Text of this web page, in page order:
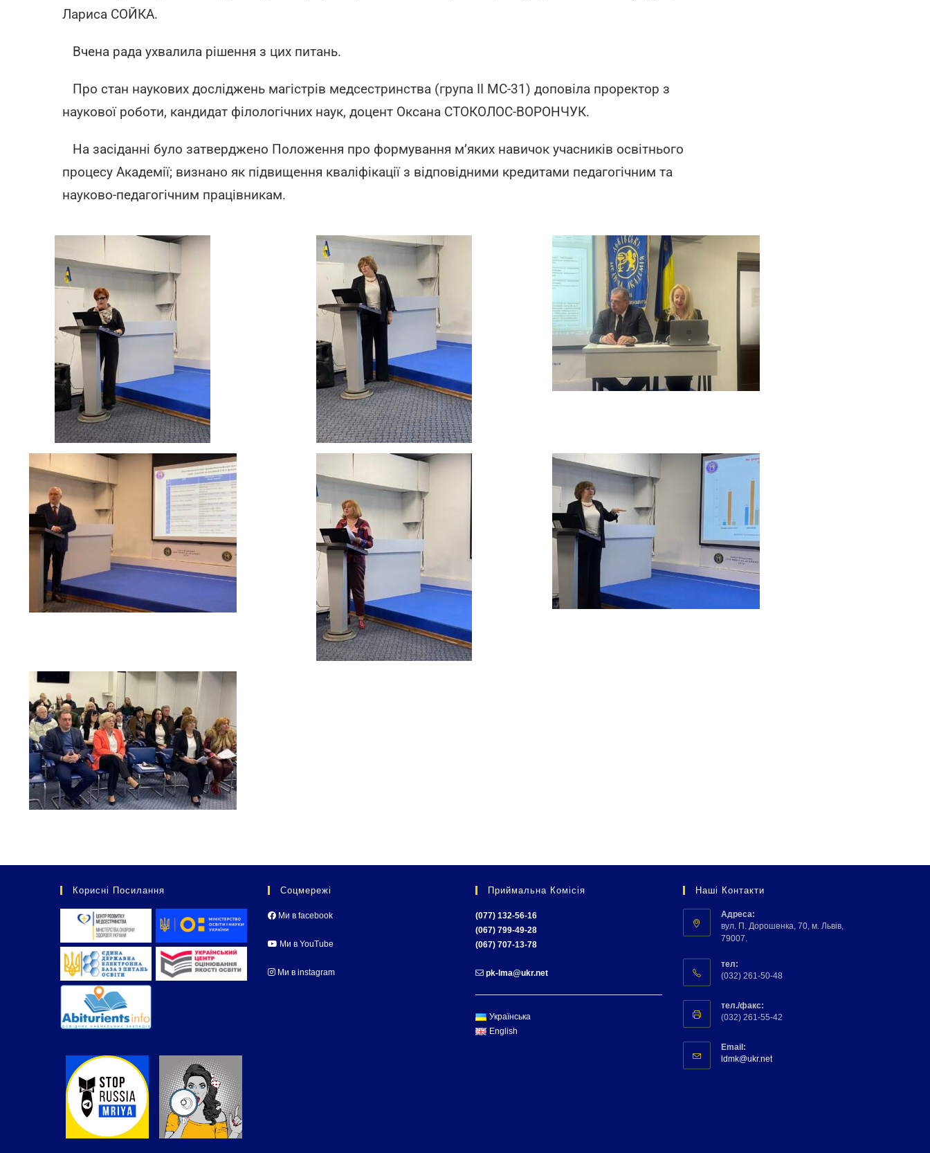
Лариса СОЙКА.
Вчена рада ухвалила рішення з цих питань.
Про стан наукових досліджень магістрів медсестринства (група II МС-31) доповіла проректор з
наукової роботи, кандидат філологічних наук, доцент Оксана СТОКОЛОС-ВОРОНЧУК.
На засіданні було затверджено Положення про формування м’яких навичок учасників освітнього
процесу Академії; визнано як підвищення кваліфікації з відповідними кредитами педагогічним та
науково-педагогічним працівникам.
Корисні Посилання Соцмережі
Ми в facebook
Ми в YouTube
Ми в instagram
Приймальна Комісія
(077) 132-56-16
(067) 799-49-28
(067) 707-13-78
pk-lma@ukr.net
Українська
English
Наші Контакти
Адреса:
вул. П. Дорошенка, 70, м. Львів,
79007.
тел:
(032) 261-50-48
тел./факс:
(032) 261-55-42
Email:
ldmk@ukr.net